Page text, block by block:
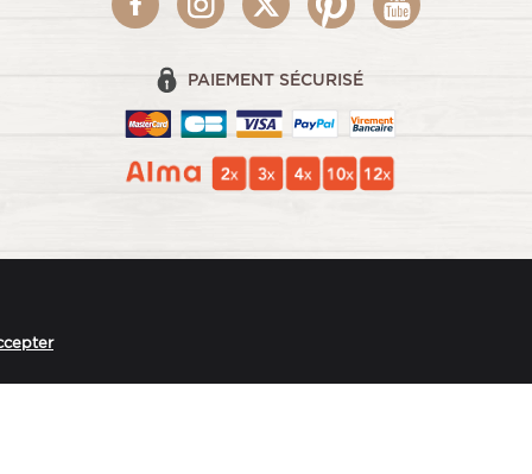
PAIEMENT SÉCURISÉ